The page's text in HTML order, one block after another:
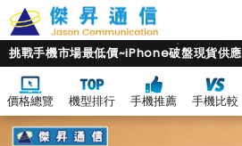
挑戰手機市場最低價~iPhone破盤現貨供應
價格總覽 機型排行 手機推薦 手機比較